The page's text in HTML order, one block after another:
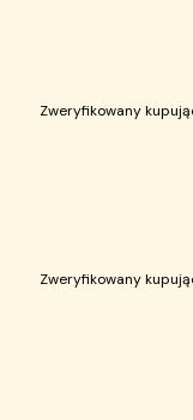
Zweryfikowany
Zweryfikowany